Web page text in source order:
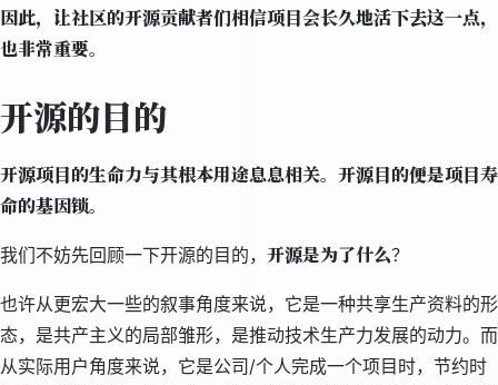
因此，让社区的开源贡献者们相信项目会长久地活下去这一点，
也非常重要。
开源的目的
开源项目的生命力与其根本用途息息相关。开源目的便是项目寿
命的基因锁。
我们不妨先回顾一下开源的目的， 开源是为了什么？
也许从更宏大一些的叙事角度来说，它是一种共享生产资料的形
态，是共产主义的局部雏形，是推动技术生产力发展的动力。而
从实际用户角度来说，它是公司/个人完成一个项目时，节约时